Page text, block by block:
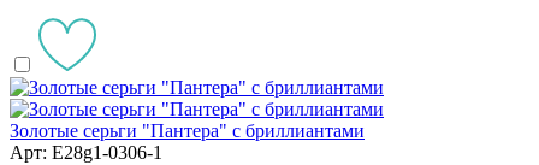
Золотые серьги "Пантера" с бриллиантами
Арт: E28g1-0306-1